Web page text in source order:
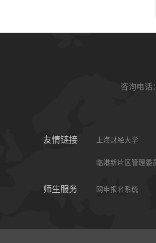
咨询电话
友情链接 上海财经大学
临港新片区管理委
师生服务 网申报名系统